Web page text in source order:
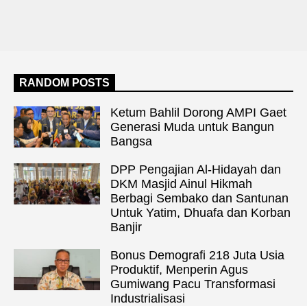
RANDOM POSTS
Ketum Bahlil Dorong AMPI Gaet
Generasi Muda untuk Bangun
Bangsa
DPP Pengajian Al-Hidayah dan
DKM Masjid Ainul Hikmah
Berbagi Sembako dan Santunan
Untuk Yatim, Dhuafa dan Korban
Banjir
Bonus Demografi 218 Juta Usia
Produktif, Menperin Agus
Gumiwang Pacu Transformasi
Industrialisasi